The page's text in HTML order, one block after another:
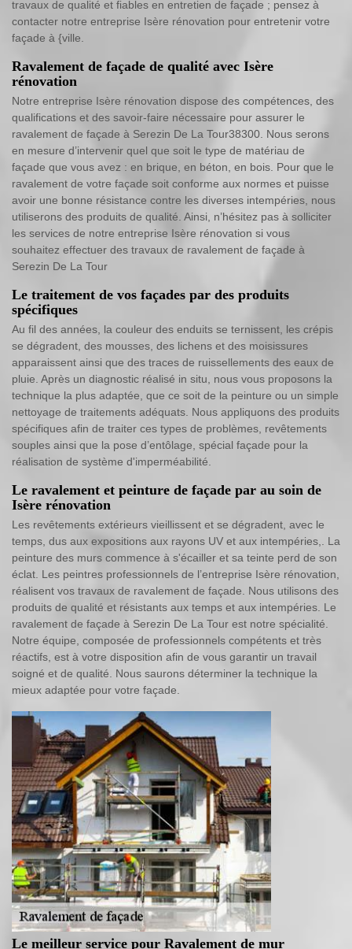
travaux de qualité et fiables en entretien de façade ; pensez à
contacter notre entreprise Isère rénovation pour entretenir votre
façade à {ville.
Ravalement de façade de qualité avec Isère
rénovation
Notre entreprise Isère rénovation dispose des compétences, des
qualifications et des savoir-faire nécessaire pour assurer le
ravalement de façade à Serezin De La Tour38300. Nous serons
en mesure d’intervenir quel que soit le type de matériau de
façade que vous avez : en brique, en béton, en bois. Pour que le
ravalement de votre façade soit conforme aux normes et puisse
avoir une bonne résistance contre les diverses intempéries, nous
utiliserons des produits de qualité. Ainsi, n’hésitez pas à solliciter
les services de notre entreprise Isère rénovation si vous
souhaitez effectuer des travaux de ravalement de façade à
Serezin De La Tour
Le traitement de vos façades par des produits
spécifiques
Au fil des années, la couleur des enduits se ternissent, les crépis
se dégradent, des mousses, des lichens et des moisissures
apparaissent ainsi que des traces de ruissellements des eaux de
pluie. Après un diagnostic réalisé in situ, nous vous proposons la
technique la plus adaptée, que ce soit de la peinture ou un simple
nettoyage de traitements adéquats. Nous appliquons des produits
spécifiques afin de traiter ces types de problèmes, revêtements
souples ainsi que la pose d’entôlage, spécial façade pour la
réalisation de système d'imperméabilité.
Le ravalement et peinture de façade par au soin de
Isère rénovation
Les revêtements extérieurs vieillissent et se dégradent, avec le
temps, dus aux expositions aux rayons UV et aux intempéries,. La
peinture des murs commence à s'écailler et sa teinte perd de son
éclat. Les peintres professionnels de l’entreprise Isère rénovation,
réalisent vos travaux de ravalement de façade. Nous utilisons des
produits de qualité et résistants aux temps et aux intempéries. Le
ravalement de façade à Serezin De La Tour est notre spécialité.
Notre équipe, composée de professionnels compétents et très
réactifs, est à votre disposition afin de vous garantir un travail
soigné et de qualité. Nous saurons déterminer la technique la
mieux adaptée pour votre façade.
Le meilleur service pour Ravalement de mur